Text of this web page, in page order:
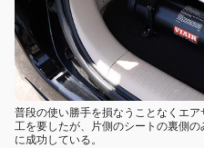
普段の使い勝手を損なうことなくエ
工を要したが、片側のシートの裏側
に成功している。